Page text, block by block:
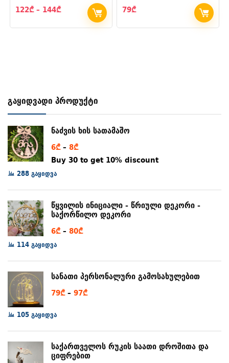
122₾ – 144₾Price
122₾
79₾
გაყიდვადი პროდუქტი
ნაძვის ხის სათამაშო
6₾ – 8₾Price
range:
Buy 30 to get 10% discount
288 გაყიდვა
წყვილის ინიციალი - წრიული დეკორი -
საქორწილო დეკორი
6₾ – 80₾Price
through
80₾
114 გაყიდვა
სანათი პერსონალური გამოსახულებით
79₾ – 97₾Price
through
97₾
105 გაყიდვა
საქართველოს რუკის საათი დროშითა და
ციფრებით